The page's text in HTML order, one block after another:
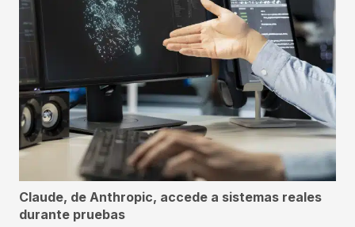
Claude, de Anthropic, accede a sistemas reales
durante pruebas